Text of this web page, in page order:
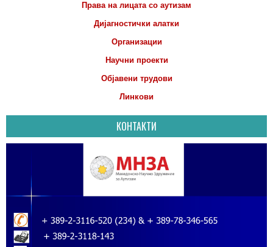
Права на лицата со аутизам
Дијагностички алатки
Организации
Научни проекти
Објавени трудови
Линкови
КОНТАКТИ